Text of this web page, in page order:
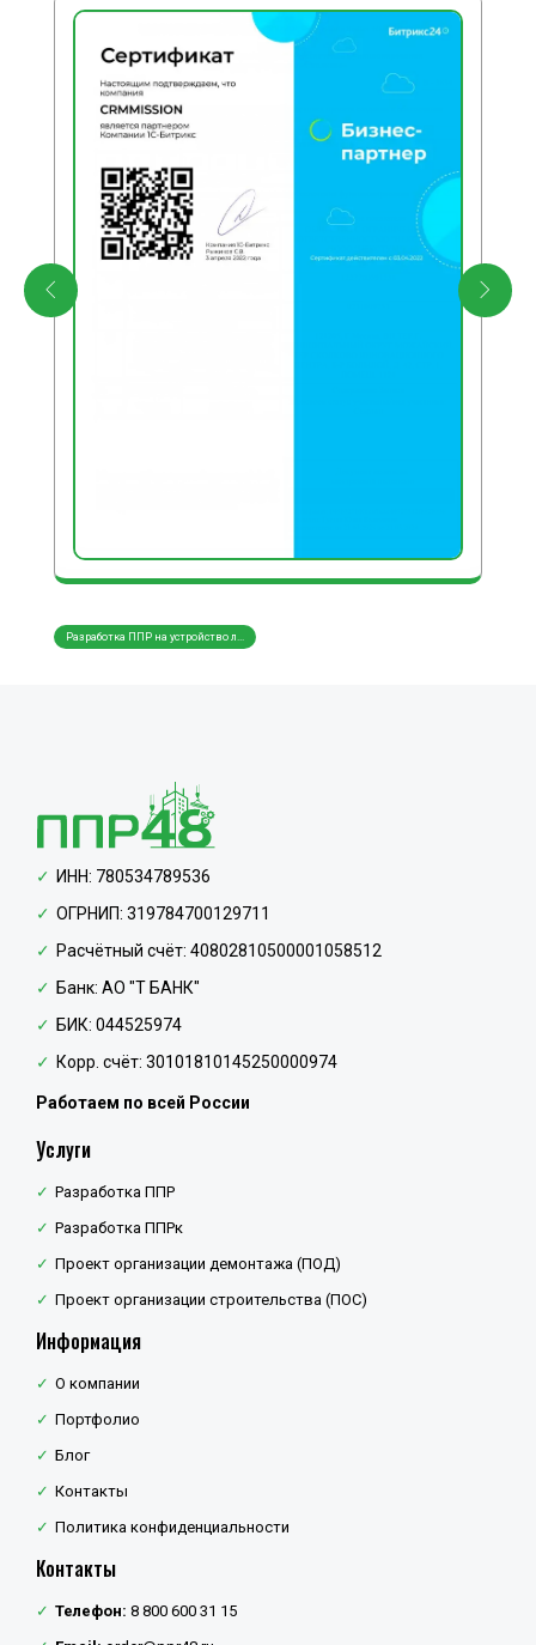
Разработка ППР на устройство л...
Разработка ППР на монтаж и дем...
ИНН: 780534789536
ОГРНИП: 319784700129711
Расчётный счёт: 40802810500001058512
Банк: АО "Т БАНК"
БИК: 044525974
Корр. счёт: 30101810145250000974
Работаем по всей России
Услуги
Разработка ППР
Разработка ППРк
Проект организации демонтажа (ПОД)
Проект организации строительства (ПОС)
Информация
О компании
Портфолио
Блог
Контакты
Политика конфиденциальности
Контакты
Телефон: 8 800 600 31 15